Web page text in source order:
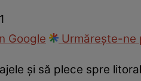
Google
Urmărește-ne
și să plece spre